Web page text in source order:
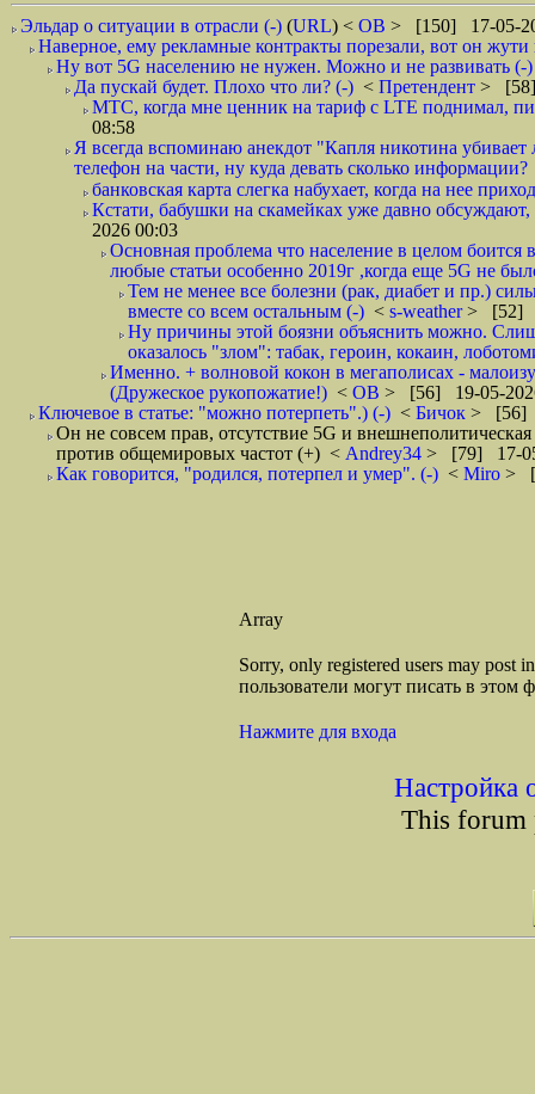
Эльдар о ситуации в отрасли (-) (URL) < ОВ > [150] 17-05-
Наверное, ему рекламные контракты порезали, вот он жути
Ну вот 5G населению не нужен. Можно и не развивать (-)
Да пускай будет. Плохо что ли? (-) < Претендент > [58]
МТС, когда мне ценник на тариф с LTE поднимал,
08:58
Я всегда вспоминаю анекдот "Капля никотина
телефон на части, ну куда девать сколько информации?
банковская карта слегка набухает, когда на нее
Кстати, бабушки на скамейках уже давно обсуждают,
2026 00:03
Основная проблема что население в целом боится
любые статьи особенно 2019г ,когда еще 5G не
Тем не менее все болезни (рак, диабет и пр.)
вместе со всем остальным (-) < s-weather> [52]
Ну причины этой боязни объяснить можно.
оказалось "злом": табак, героин, кокаин,
Именно. + волновой кокон в мегаполисах -
(Дружеское рукопожатие!) < ОВ > [56] 19-05-
Ключевое в статье: "можно потерпеть".) (-) < Бичок > [56]
Он не совсем прав, отсутствие 5G и
против общемировых частот (+) < Andrey34 > [79] 17-
Как говорится, "родился, потерпел и умер". (-) < Miro >
Array
Sorry, only registered users may post
пользователи могут писать в этом
Нажмите для входа
Настройка
This